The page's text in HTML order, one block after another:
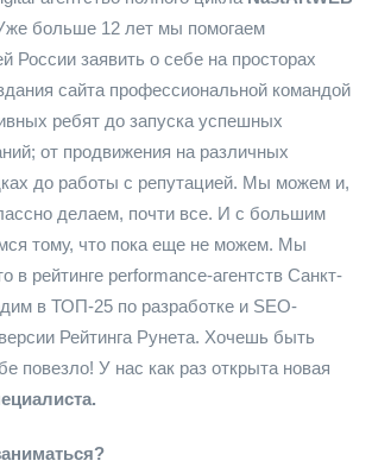
больше 12 лет мы помогаем
России заявить о себе на просторах
сайта профессиональной командой
ребят до запуска успешных
от продвижения на различных
до работы с репутацией. Мы можем и,
делаем, почти все. И с большим
тому, что пока еще не можем. Мы
в рейтинге performance-агентств Санкт-
в ТОП-25 по разработке и SEO-
Рейтинга Рунета. Хочешь быть
повезло! У нас как раз открыта новая